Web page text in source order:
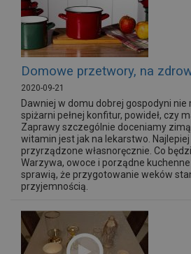
Domowe przetwory, na
2020-09-21
Dawniej w domu dobrej gospodyni nie
spiżarni pełnej konfitur, powideł, czy
Zaprawy szczególnie doceniamy
witamin jest jak na lekarstwo.
przyrządzone własnoręcznie. Co
Warzywa, owoce i porządne
sprawią, że przygotowanie weków
przyjemnością.